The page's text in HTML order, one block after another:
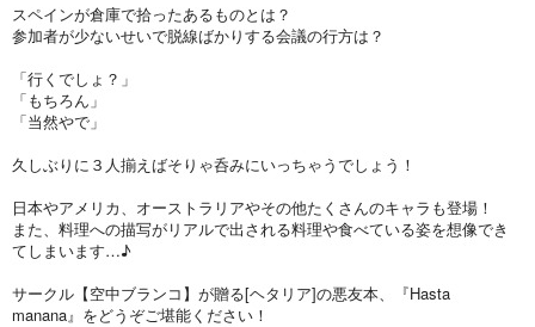
スペインが倉庫で拾ったあるものとは？
参加者が少ないせいで脱線ばかりする会議の行方は？
「行くでしょ？」
「もちろん」
「当然やで」
久しぶりに３人揃えばそりゃ呑みにいっちゃうでしょう！
日本やアメリカ、オーストラリアやその他たくさんのキャラも登場！
また、料理への描写がリアルで出される料理や食べている姿を想像でき
てしまいます…♪
サークル【空中ブランコ】が贈る[ヘタリア]の悪友本、『Hasta
manana』をどうぞご堪能ください！